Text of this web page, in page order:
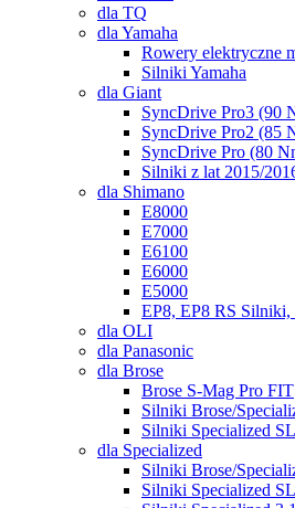
dla TQ
dla Yamaha
Rowery elektryczne
Silniki Yamaha
dla Giant
SyncDrive Pro3 (90
SyncDrive Pro2 (85
SyncDrive Pro (80
Silniki z lat 2015/
dla Shimano
E8000
E7000
E6100
E6000
E5000
EP8, EP8 RS
dla OLI
dla Panasonic
dla Brose
Brose S-Mag Pro FIT
Silniki Brose/
Silniki Specialized SL
dla Specialized
Silniki Brose/
Silniki Specialized SL